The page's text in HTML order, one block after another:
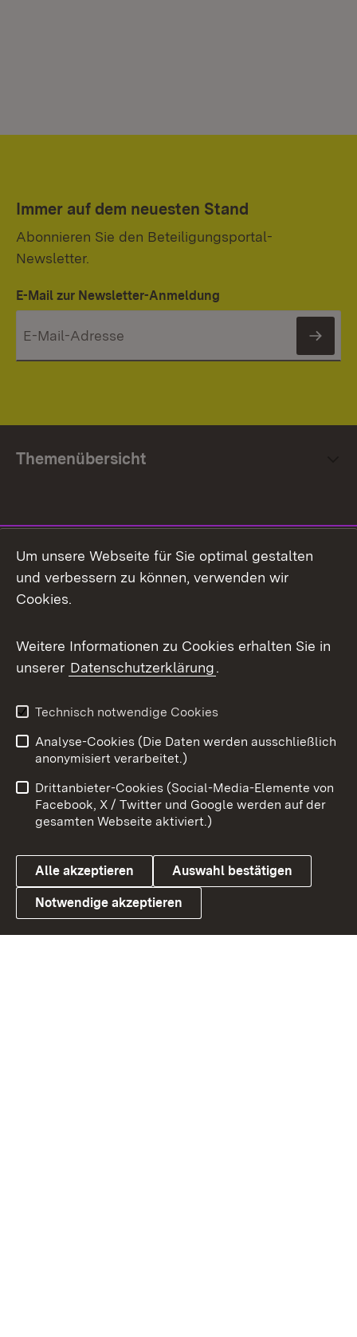
Immer auf dem neuesten Stand
Abonnieren Sie den Beteiligungsportal-
Newsletter.
E-Mail zur Newsletter-Anmeldung
Themenübersicht
Facebook
X / Twitter
Youtube
Link zum Landesportal
Impressum
Kontakt
Barrierefreiheit
Datenschutz
Cookies
Um unsere Webseite für Sie optimal gestalten
und verbessern zu können, verwenden wir
Cookies.
Weitere Informationen zu Cookies erhalten Sie in
unserer Datenschutzerklärung.
Technisch notwendige Cookies
Analyse-Cookies (Die Daten werden ausschließlich
anonymisiert verarbeitet.)
Drittanbieter-Cookies (Social-Media-Elemente von
Facebook, X / Twitter und Google werden auf der
gesamten Webseite aktiviert.)
Alle akzeptieren Auswahl bestätigen
Notwendige akzeptieren